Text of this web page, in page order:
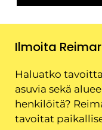
Ilmoita
Haluatko
asuvia sekä
henkilöitä?
tavoitat